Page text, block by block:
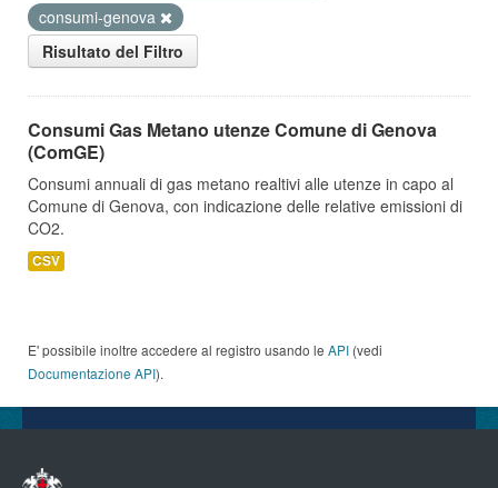
consumi-genova
Risultato del Filtro
Consumi Gas Metano utenze Comune di Genova
(ComGE)
Consumi annuali di gas metano realtivi alle utenze in capo al
Comune di Genova, con indicazione delle relative emissioni di
CO2.
CSV
E' possibile inoltre accedere al registro usando le API (vedi
Documentazione API).